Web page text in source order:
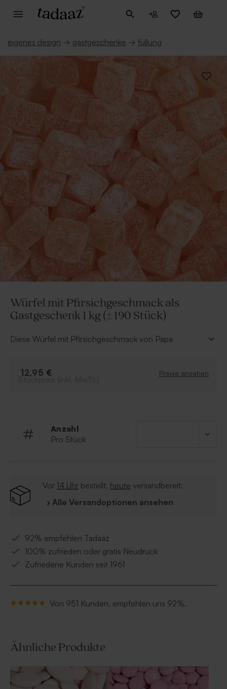
eigenes design → gastgeschenke → füllung
Würfel mit Pfirsichgeschmack als
Gastgeschenk 1 kg (± 190 Stück)
Diese Würfel mit Pfirsichgeschmack von Papa
Aufmerksamkeit. Zusammen mit passenden
• Inhalt: 1 kg
• Von Papa Chocolat
12,95 € Preise ansehen
Anzahl
Pro Stück
Vor 14 Uhr bestellt, heute versandbereit.
› Alle Versandoptionen ansehen
92% empfehlen Tadaaz
100% zufrieden oder gratis Neudruck
Zufriedene Kunden seit 1961
Von 951 Kunden, empfehlen uns 92%.
Ähnliche Produkte